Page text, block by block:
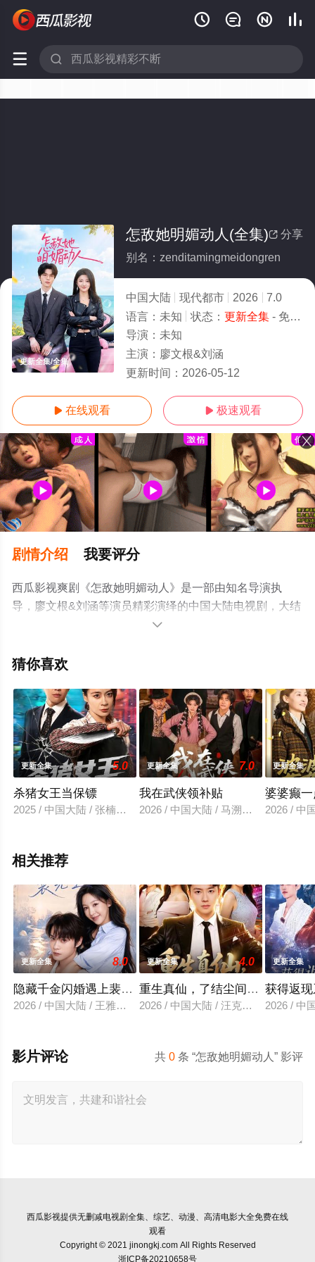
   
 
更新全集/全集
 分享
怎敌她明媚动人(全集)
别名：zenditamingmeidongren
中国大陆 现代都市 2026
7.0
语言： 未知 状态： 更新全集- 免费在线观看
导演： 未知
主演： 廖文根&刘涵
更新时间： 2026-05-12
 在线观看  极速观看
剧情介绍 我要评分
西瓜影视爽剧《怎敌她明媚动人》是一部由知名导演执
导，廖文根&刘涵等演员精彩演绎的中国大陆电视剧，大结
局剧情已揭晓（更新全集），手机免费观看高清未删减完
瓣电视剧、电视猫或剧情网等平台了解。

猜你喜欢
更新全集 5.0
杀猪女王当保镖
2025 / 中国大陆 / 张楠＆刘贾玺
更新全集 7.0
我在武侠领补贴
2026 / 中国大陆 / 马溯鼎＆李宣锦
更新全集
婆婆癫
2026 / 中
相关推荐
更新全集 8.0
隐藏千金闪婚遇上裴先生
2026 / 中国大陆 / 王雅清＆朱城玮
更新全集 4.0
重生真仙，了结尘间恩怨
2026 / 中国大陆 / 汪克强＆田诗园
更新全集
获得返
2026 / 中
共0 条 “怎敌她明媚动人” 影评
影片评论
西瓜影视提供无删减电视剧全集、综艺、动漫、高清电影大全免费在线
观看
Copyright © 2021 jinongkj.com All Rights Reserved
浙ICP备20210658号